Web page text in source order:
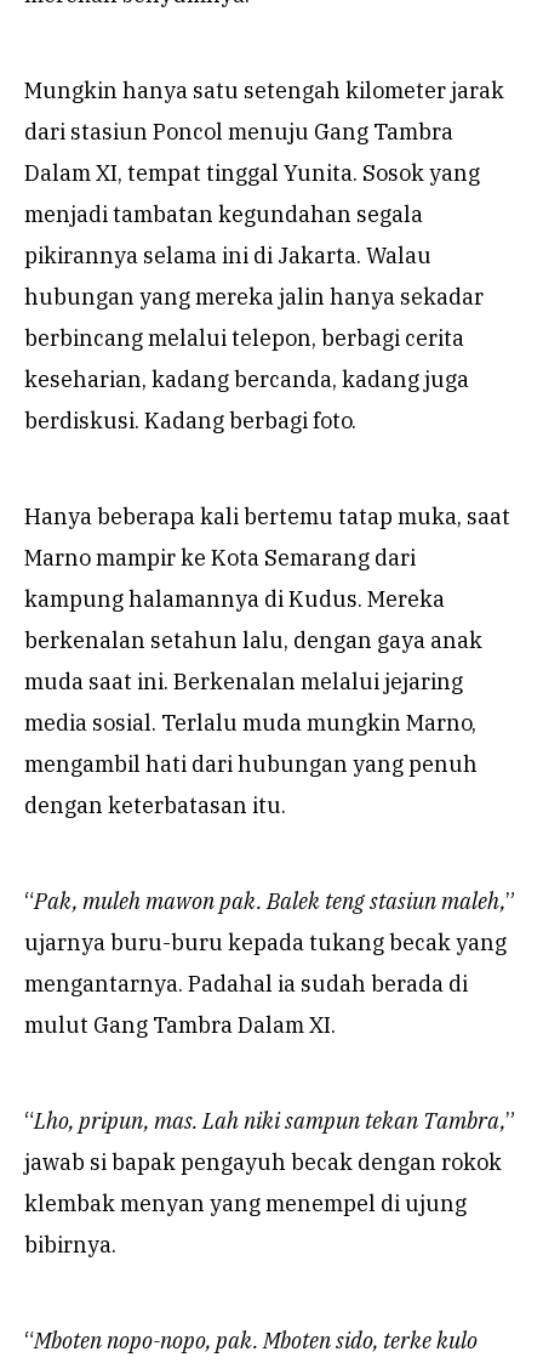
Mungkin hanya satu setengah kilometer jarak
dari stasiun Poncol menuju Gang Tambra
Dalam XI, tempat tinggal Yunita. Sosok yang
menjadi tambatan kegundahan segala
pikirannya selama ini di Jakarta. Walau
hubungan yang mereka jalin hanya sekadar
berbincang melalui telepon, berbagi cerita
keseharian, kadang bercanda, kadang juga
berdiskusi. Kadang berbagi foto.
Hanya beberapa kali bertemu tatap muka, saat
Marno mampir ke Kota Semarang dari
kampung halamannya di Kudus. Mereka
berkenalan setahun lalu, dengan gaya anak
muda saat ini. Berkenalan melalui jejaring
media sosial. Terlalu muda mungkin Marno,
mengambil hati dari hubungan yang penuh
dengan keterbatasan itu.
“Pak, muleh mawon pak. Balek teng stasiun maleh,”
ujarnya buru-buru kepada tukang becak yang
mengantarnya. Padahal ia sudah berada di
mulut Gang Tambra Dalam XI.
“Lho, pripun, mas. Lah niki sampun tekan Tambra,”
jawab si bapak pengayuh becak dengan rokok
klembak menyan yang menempel di ujung
bibirnya.
“Mboten nopo-nopo, pak. Mboten sido, terke kulo